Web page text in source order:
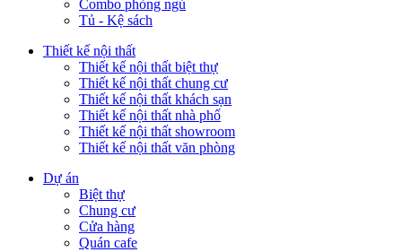
Combo phòng ngủ
Tủ - Kệ sách
Thiết kế nội thất
Thiết kế nội thất biệt thự
Thiết kế nội thất chung cư
Thiết kế nội thất khách sạn
Thiết kế nội thất nhà phố
Thiết kế nội thất showroom
Thiết kế nội thất văn phòng
Dự án
Biệt thự
Chung cư
Cửa hàng
Quán cafe